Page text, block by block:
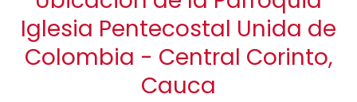
Iglesia Pentecostal Unida de
Colombia - Central Corinto,
Cauca